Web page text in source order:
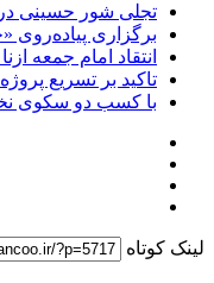
تجلی شور حسینی در
برگزاری پیاده‌روی
انتقاد امام جمعه
تاکید بر تسریع
با کسب دو سکوی
لینک کوتاه